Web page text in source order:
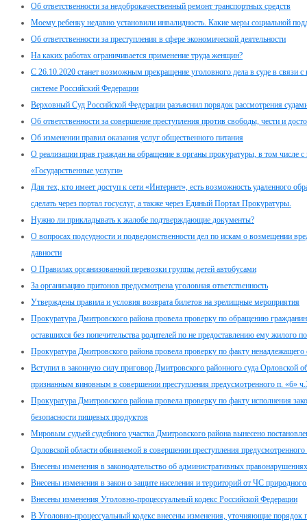
Об ответственности за недоброкачественный ремонт транспортных средств
Моему ребенку недавно установили инвалидность. Какие меры социальной
Об ответственности за преступления в сфере экономической деятельности
На каких работах ограничивается применение труда женщин?
С 26.10.2020 станет возможным прекращение уголовного дела в суде в связи
системе Российский Федерации
Верховный Суд Российской Федерации разъяснил порядок рассмотрения
Об ответственности за совершение преступления против свободы, чести и
Об изменении правил оказания услуг общественного питания
О реализации прав граждан на обращение в органы прокуратуры, в том числе с
«Государственные услуги»
Для тех, кто имеет доступ к сети «Интернет», есть возможность удаленного
сделать через портал госуслуг, а также через Единый Портал Прокуратуры.
Нужно ли прикладывать к жалобе подтверждающие документы?
О вопросах подсудности и подведомственности дел по искам о возмещении
давности
О Правилах организованной перевозки группы детей автобусами
За организацию притонов предусмотрена уголовная ответственность
Утверждены правила и условия возврата билетов на зрелищные мероприятия
Прокуратура Дмитровского района провела проверку по обращению
оставшихся без попечительства родителей по не предоставлению ему жилого
Прокуратура Дмитровского района провела проверку по факту
Вступил в законную силу приговор Дмитровского районного суда Орловской
признанным виновным в совершении преступления предусмотренного п. «б»
Прокуратура Дмитровского района провела проверку по факту исполнения
безопасности пищевых продуктов
Мировым судьей судебного участка Дмитровского района вынесено
Орловской области обвиняемой в совершении преступления
Внесены изменения в законодательство об административных правонарушениях
Внесены изменения в закон о защите населения и территорий от ЧС природного
Внесены изменения Уголовно-процессуальный кодекс Российской Федерации
В Уголовно-процессуальный кодекс внесены изменения, уточняющие